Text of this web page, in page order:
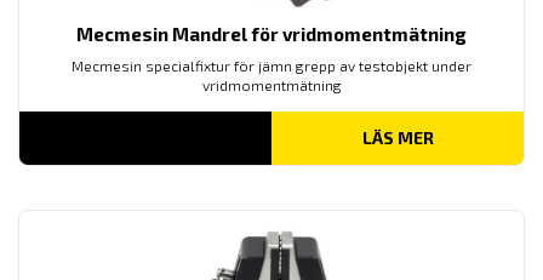
Mecmesin Mandrel för vridmomentmätning
Mecmesin specialfixtur för jämn grepp av testobjekt under
vridmomentmätning
LÄS MER